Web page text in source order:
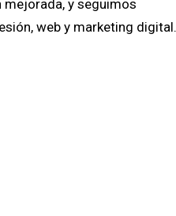
y seguimos
web y marketing digital.